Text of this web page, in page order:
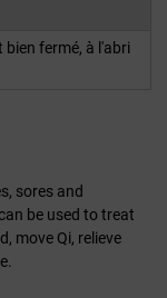
bien fermé, à l'abri
sores and
be used to treat
move Qi, relieve